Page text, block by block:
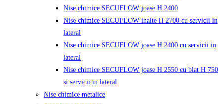
Nise chimice SECUFLOW joase H 2400
Nise chimice SECUFLOW inalte H 2700 cu servicii in
lateral
Nise chimice SECUFLOW joase H 2400 cu servicii in
lateral
Nise chimice SECUFLOW joase H 2550 cu blat H 750
si servicii in lateral
Nise chimice metalice